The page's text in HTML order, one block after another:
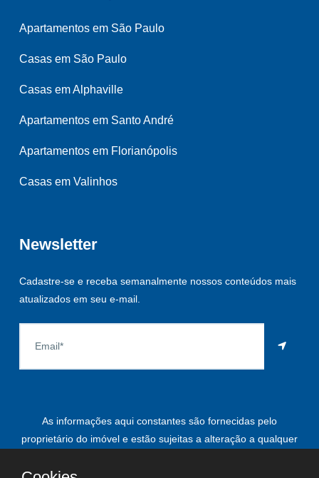
Apartamentos em São Paulo
Casas em São Paulo
Casas em Alphaville
Apartamentos em Santo André
Apartamentos em Florianópolis
Casas em Valinhos
Newsletter
Cadastre-se e receba semanalmente nossos conteúdos mais
atualizados em seu e-mail.
As informações aqui constantes são fornecidas pelo
proprietário do imóvel e estão sujeitas a alteração a qualquer